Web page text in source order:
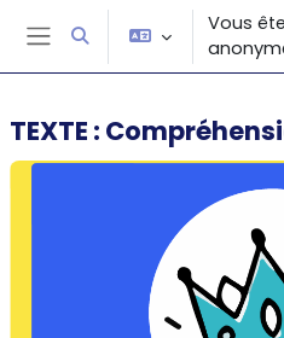
Passer au contenu principal
Panneau latéral
Activer/désactiver la
Vous
TEXTE :